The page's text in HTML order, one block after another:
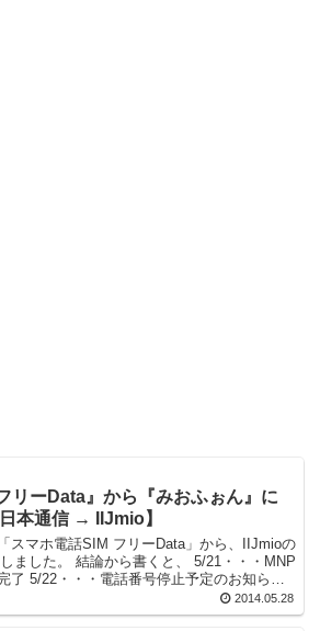
リーData』から『みおふぉん』に
本通信 → IIJmio】
スマホ電話SIM フリーData」から、IIJmioの
と、 5/21・・・MNP
お知ら
2014.05.28